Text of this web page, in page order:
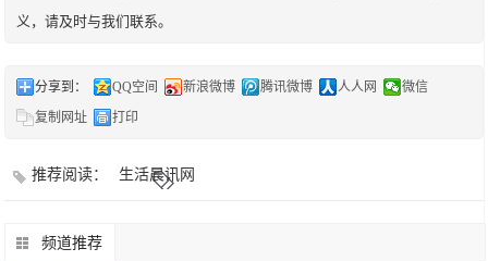
义，请及时与我们联系。
分享到： QQ空间 新浪微博 腾讯微博 人人网
微信
复制网址
打印
推荐阅读： 生活晨讯网
频道推荐